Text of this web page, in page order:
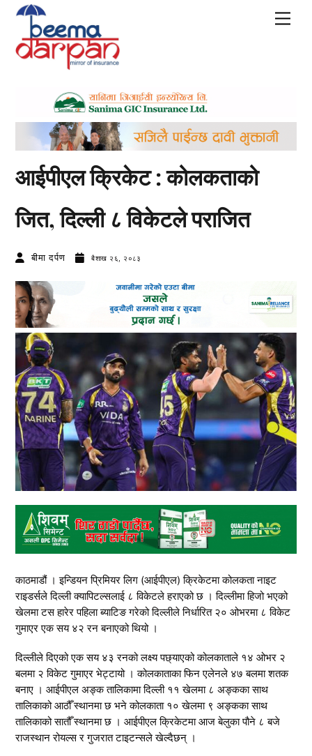
Skip
content
आईपीएल क्रिकेट : कोलकताको
जित, दिल्ली ८ विकेटले पराजित
बीमा दर्पण बैशाख २६, २०८३
काठमाडौं । इन्डियन प्रिमियर लिग (आईपीएल) क्रिकेटमा कोलकता नाइट
राइडर्सले दिल्ली क्यापिटल्सलाई ८ विकेटले हराएको छ । दिल्लीमा हिजो भएको
खेलमा टस हारेर पहिला ब्याटिङ गरेको दिल्लीले निर्धारित २० ओभरमा ८ विकेट
गुमाएर एक सय ४२ रन बनाएको थियो ।
दिल्लीले दिएको एक सय ४३ रनको लक्ष्य पछ्याएको कोलकाताले १४ ओभर २
बलमा २ विकेट गुमाएर भेट्टायो । कोलकाताका फिन एलेनले ४७ बलमा शतक
बनाए । आईपीएल अङ्क तालिकामा दिल्ली ११ खेलमा ८ अङ्कका साथ
तालिकाको आठौँ स्थानमा छ भने कोलकाता १० खेलमा ९ अङ्कका साथ
तालिकाको सातौँ स्थानमा छ । आईपीएल क्रिकेटमा आज बेलुका पौने ८ बजे
राजस्थान रोयल्स र गुजरात टाइटन्सले खेल्दैछन् ।